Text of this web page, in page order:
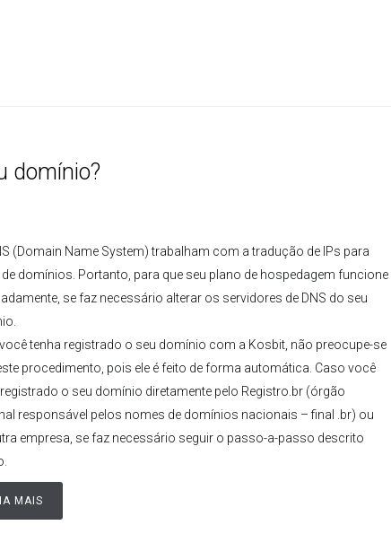
domínio?
(Domain Name System) trabalham com a tradução de IPs para
domínios. Portanto, para que seu plano de hospedagem funcione
se faz necessário alterar os servidores de DNS do seu
tenha registrado o seu domínio com a Kosbit, não preocupe-se
procedimento, pois ele é feito de forma automática. Caso você
o seu domínio diretamente pelo Registro.br (órgão
responsável pelos nomes de domínios nacionais – final .br) ou
empresa, se faz necessário seguir o passo-a-passo descrito
MAIS